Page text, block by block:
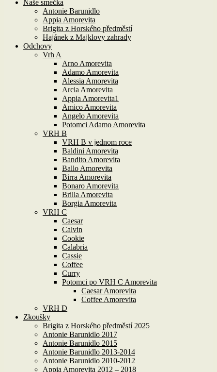
Naše smečka
Antonie Barunidlo
Appia Amorevita
Brigita z Horského předměstí
Hajánek z Majklovy zahrady
Odchovy
Vrh A
Arno Amorevita
Adamo Amorevita
Alessia Amorevita
Arcia Amorevita
Appia Amorevita1
Amico Amorevita
Angelo Amorevita
Potomci Adamo Amorevita
VRH B
VRH B v jednom roce
Baldini Amorevita
Bandito Amorevita
Ballo Amorevita
Birra Amorevita
Bonaro Amorevita
Brilla Amorevita
Borgia Amorevita
VRH C
Caesar
Calvin
Cookie
Calabria
Cassie
Coffee
Curry
Potomci po VRH C Amorevita
Caesar Amorevita
Coffee Amorevita
VRH D
Zkoušky
Brigita z Horského předměstí 2025
Antonie Barunidlo 2017
Antonie Barunidlo 2015
Antonie Barunidlo 2013-2014
Antonie Barunidlo 2010-2012
Appia Amorevita 2012 – 2018